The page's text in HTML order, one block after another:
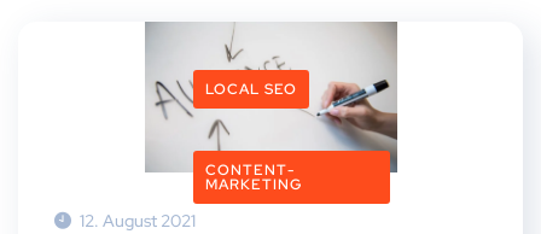
LOCAL SEO
CONTENT-
MARKETING
12. August 2021